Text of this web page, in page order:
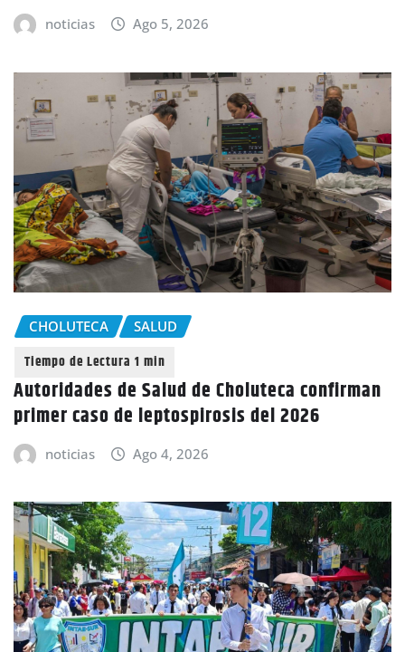
noticias Ago 5, 2026
CHOLUTECA SALUD
Autoridades de Salud de Choluteca confirman
primer caso de leptospirosis del 2026
noticias Ago 4, 2026